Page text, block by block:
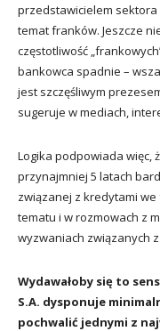
przedstawicielem
temat franków. Jeszcze
częstotliwość
bankowca spadnie –
jest szczęśliwym
sugeruje w mediach,
Logika podpowiada więc,
przynajmniej 5 latach
związanej z kredytami
tematu i w rozmowach z
wyzwaniach związanych
Wydawałoby się to
S.A. dysponuje
pochwalić jednymi z